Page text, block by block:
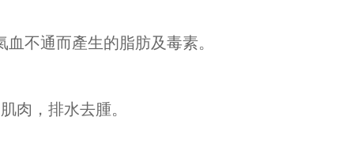
不通而產生的脂肪及毒素。
肉，排水去腫。